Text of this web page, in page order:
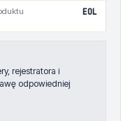
EOL
rejestratora i
odpowiedniej